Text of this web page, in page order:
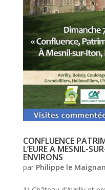
CONFLUENCE
L’EURE A MESNIL-
ENVIRONS
par Philippe le Maignan